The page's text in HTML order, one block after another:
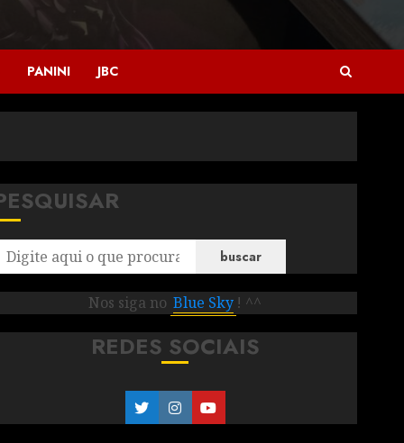
PANINI JBC
buscar
Nos siga no Blue Sky ! ^^
REDES SOCIAIS